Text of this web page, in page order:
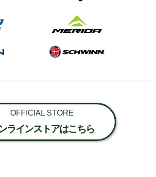
OFFICIAL STORE
ラインストアはこちら